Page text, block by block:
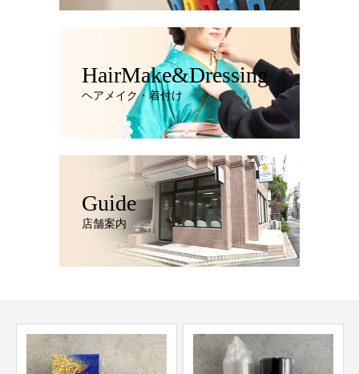
HairMake&Dressing
ヘアメイク・着付け
Guide
店舗案内